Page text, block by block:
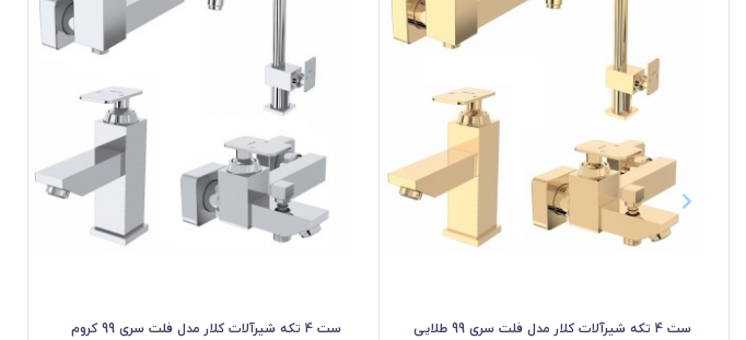
ست 4 تکه شیرآلات کلار مدل فلت سری 99 طلایی ست 4 تکه شیرآلات کلار مدل فلت سری 99 کروم